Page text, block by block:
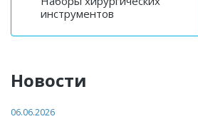
инструментов
Новости
06.06.2026